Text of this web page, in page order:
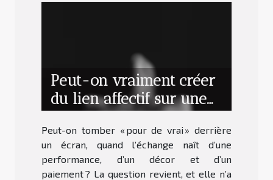
Peut-on vraiment créer
du lien affectif sur une
sexcam ?
Peut-on tomber « pour de vrai » derrière
un écran, quand l’échange naît d’une
performance, d’un décor et d’un
paiement ? La question revient, et elle n’a